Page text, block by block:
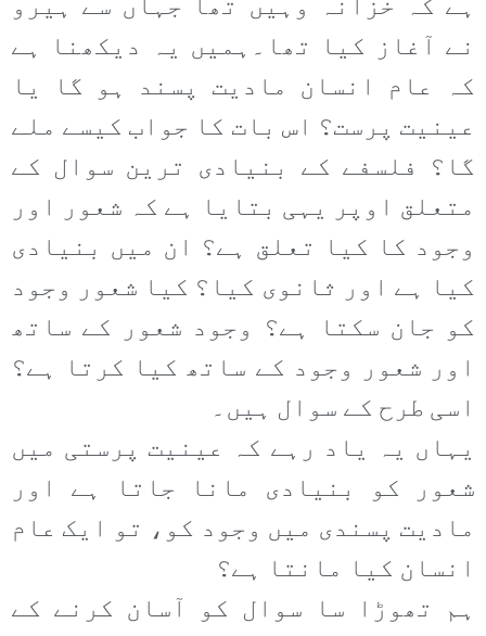
نے آغاز کیا تھا۔ہمیں یہ دیکھنا ہے
کہ عام انسان مادیت پسند ہو گا یا
عینیت پرست؟ اس بات کا جواب کیسے ملے
گا؟ فلسفے کے بنیادی ترین سوال کے
متعلق اوپر یہی بتایا ہے کہ شعور اور
وجود کا کیا تعلق ہے؟ ان میں بنیادی
کیا ہے اور ثانوی کیا؟ کیا شعور وجود
کو جان سکتا ہے؟ وجود شعور کے ساتھ
اور شعور وجود کے ساتھ کیا کرتا ہے؟
اسی طرح کے سوال ہیں۔
یہاں یہ یاد رہے کہ عینیت پرستی میں
شعور کو بنیادی مانا جاتا ہے اور
مادیت پسندی میں وجود کو، تو ایک عام
انسان کیا مانتا ہے؟
ہم تھوڑا سا سوال کو آسان کرنے کے